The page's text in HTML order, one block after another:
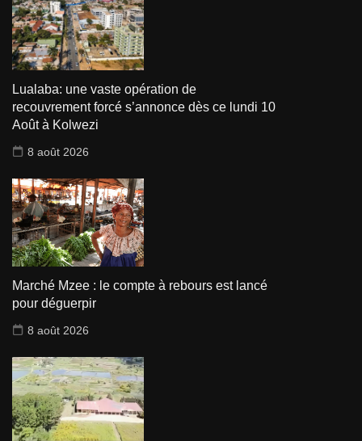
Lualaba: une vaste opération de
recouvrement forcé s’annonce dès ce lundi 10
Août à Kolwezi
8 août 2026
Marché Mzee : le compte à rebours est lancé
pour déguerpir
8 août 2026